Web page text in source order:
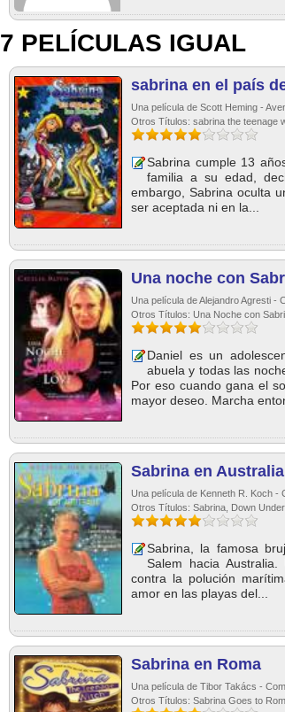
7 PELÍCULAS IGUAL
sabrina en el país
Una película de Scott Heming -
Otros Títulos: sabrina the teenage
Sabrina cumple 13
familia a su edad,
embargo, Sabrina oculta
ser aceptada ni en la...
Una noche con
Una película de Alejandro Agresti -
Otros Títulos: Una Noche con
Daniel es un
abuela y todas las
Por eso cuando gana el
mayor deseo. Marcha
Sabrina en Australia
Una película de Kenneth R. Koch -
Otros Títulos: Sabrina, Down Under
Sabrina, la famosa
Salem hacia
contra la polución
amor en las playas del...
Sabrina en Roma
Una película de Tibor Takács -
Otros Títulos: Sabrina Goes to